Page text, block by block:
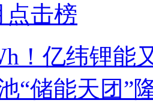
点击榜
！亿纬锂能
“储能天团”